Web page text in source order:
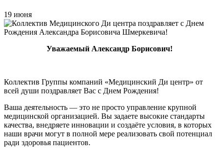
19 июня
Уважаемый Александр Борисович!
Коллектив Группы компаний «Медицинский Ди центр» от
всей души поздравляет Вас с Днем Рождения!
Ваша деятельность — это не просто управление крупной
медицинской организацией. Вы задаете высокие стандарты
качества, внедряете инновации и создаёте условия, в которых
наши врачи могут в полной мере реализовать свой потенциал
ради здоровья пациентов.